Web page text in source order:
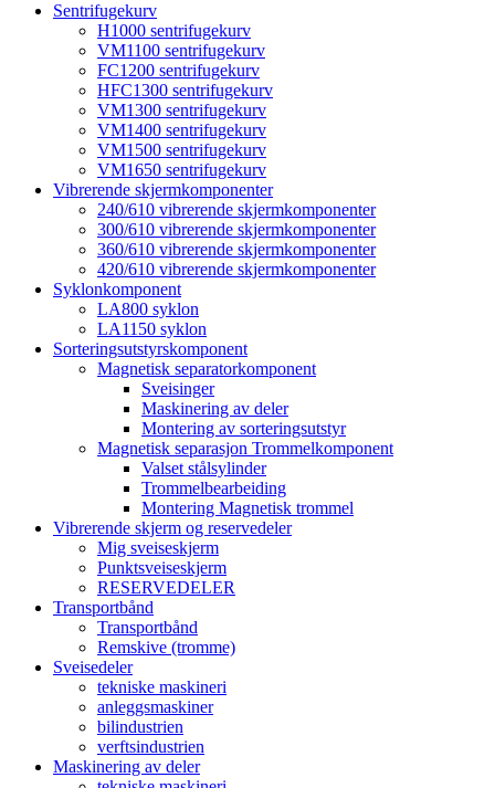
Sentrifugekurv
H1000 sentrifugekurv
VM1100 sentrifugekurv
FC1200 sentrifugekurv
HFC1300 sentrifugekurv
VM1300 sentrifugekurv
VM1400 sentrifugekurv
VM1500 sentrifugekurv
VM1650 sentrifugekurv
Vibrerende skjermkomponenter
240/610 vibrerende skjermkomponenter
300/610 vibrerende skjermkomponenter
360/610 vibrerende skjermkomponenter
420/610 vibrerende skjermkomponenter
Syklonkomponent
LA800 syklon
LA1150 syklon
Sorteringsutstyrskomponent
Magnetisk separatorkomponent
Sveisinger
Maskinering av deler
Montering av sorteringsutstyr
Magnetisk separasjon Trommelkomponent
Valset stålsylinder
Trommelbearbeiding
Montering Magnetisk trommel
Vibrerende skjerm og reservedeler
Mig sveiseskjerm
Punktsveiseskjerm
RESERVEDELER
Transportbånd
Transportbånd
Remskive (tromme)
Sveisedeler
tekniske maskineri
anleggsmaskiner
bilindustrien
verftsindustrien
Maskinering av deler